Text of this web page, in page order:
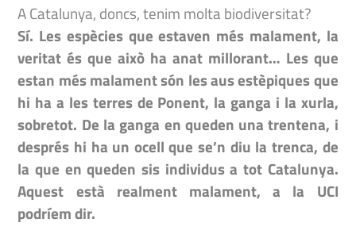
A Catalunya, doncs, tenim molta biodiversitat?
Sí. Les espècies que estaven més malament, la
veritat és que això ha anat millorant… Les que
estan més malament són les aus estèpiques que
hi ha a les terres de Ponent, la ganga i la xurla,
sobretot. De la ganga en queden una trentena, i
després hi ha un ocell que se’n diu la trenca, de
la que en queden sis individus a tot Catalunya.
Aquest està realment malament, a la UCI
podríem dir.